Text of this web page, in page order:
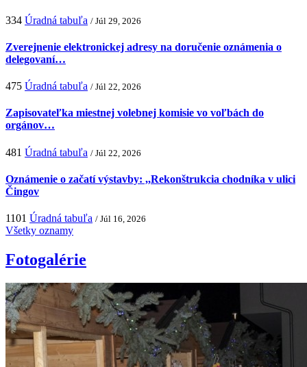
334 Úradná tabuľa / Júl 29, 2026
Zverejnenie elektronickej adresy na doručenie oznámenia o
delegovaní…
475 Úradná tabuľa / Júl 22, 2026
Zapisovateľka miestnej volebnej komisie vo voľbách do
orgánov…
481 Úradná tabuľa / Júl 22, 2026
Oznámenie o začatí výstavby: ,,Rekonštrukcia chodníka v ulici
Čingov
1101 Úradná tabuľa / Júl 16, 2026
Všetky oznamy
Fotogalérie